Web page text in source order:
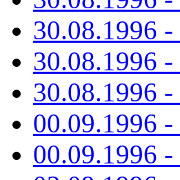
30.08.1996
30.08.1996
30.08.1996
00.09.1996 -
00.09.1996